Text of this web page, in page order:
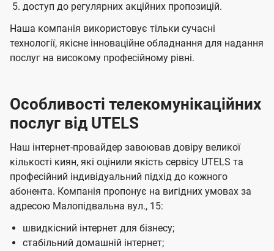
доступ до регулярних акційних пропозицій.
Наша компанія використовує тільки сучасні
технології, якісне інноваційне обладнання для надання
послуг на високому професійному рівні.
Особливості телекомунікаційних
послуг від UTELS
Наш інтернет-провайдер завоював довіру великої
кількості киян, які оцінили якість сервісу UTELS та
професійний індивідуальний підхід до кожного
абонента. Компанія пропонує на вигідних умовах за
адресою Малопідвальна вул., 15:
швидкісний інтернет для бізнесу;
стабільний домашній інтернет;